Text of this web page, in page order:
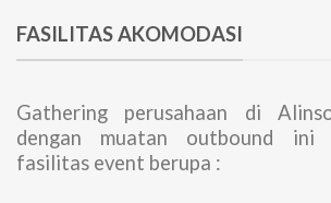
FASILITAS AKOMODASI
Gathering perusahaan di
dengan muatan outbound ini
fasilitas event berupa :